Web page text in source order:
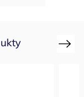
Next